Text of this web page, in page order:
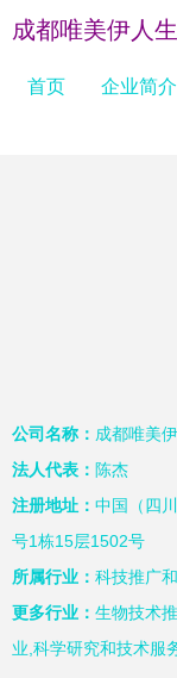
成都唯美伊人
首页 企业简介
公司名称： 成都唯美
法人代表： 陈杰
注册地址： 中国（四
号1栋15层1502号
所属行业： 科技推广
更多行业： 生物技术
业,科学研究和技术服